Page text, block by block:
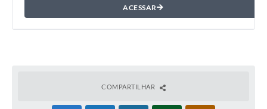
ACESSAR
COMPARTILHAR